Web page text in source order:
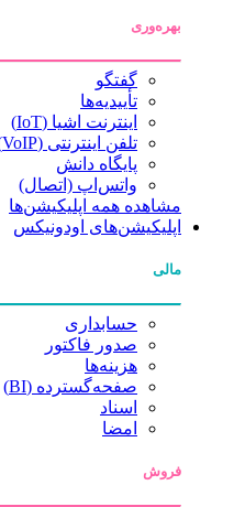
بهره‌وری
گفتگو
تأییدیه‌ها
اینترنت اشیا (IoT)
تلفن اینترنتی (VoIP)
پایگاه دانش
واتس‌اپ (اتصال)
مشاهده همه اپلیکیشن‌ها
اپلیکیشن‌های اودونیکس
مالی
حسابداری
صدور فاکتور
هزینه‌ها
صفحه‌گسترده (BI)
اسناد
امضا
فروش